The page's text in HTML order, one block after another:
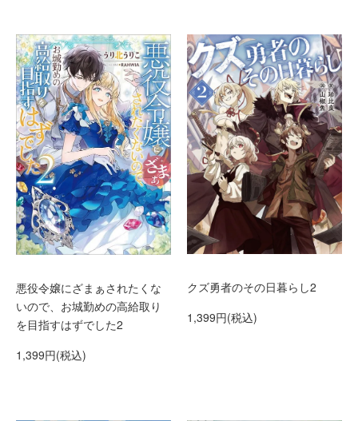
悪役令嬢にざまぁされたくな
いので、お城勤めの高給取り
を目指すはずでした2
1,399円(税込)
クズ勇者のその日暮らし2
1,399円(税込)